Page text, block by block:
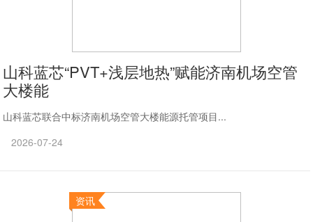
山科蓝芯“PVT+浅层地热”赋能济南机场空管
大楼能
山科蓝芯联合中标济南机场空管大楼能源托管项目...
2026-07-24
资讯